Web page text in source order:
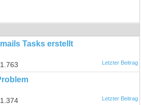
Tasks erstellt
1.763
1.374